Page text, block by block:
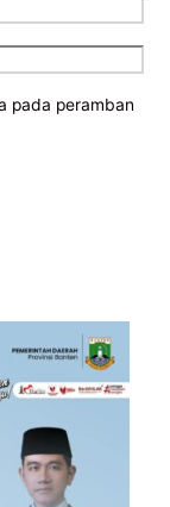
pada peramban